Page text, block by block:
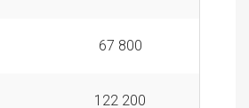
67 800
122 200